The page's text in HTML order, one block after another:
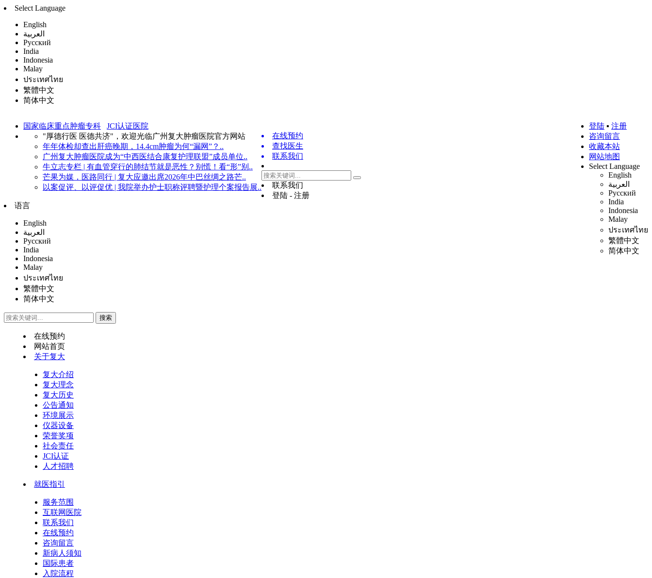
Select Language
English
العربية
Русский
India
Indonesia
Malay
ประเทศไทย
繁體中文
简体中文
国家临床重点肿瘤专科
JCI认证医院
"厚德行医 医德共济"，欢迎光临广州复大肿瘤医院官方网站
年年体检却查出肝癌晚期，14.4cm肿瘤为何“漏网”？..
广州复大肿瘤医院成为“中西医结合康复护理联盟”成员单位..
牛立志专栏 | 有血管穿行的肺结节就是恶性？别慌！看“形”别..
芒果为媒，医路同行 | 复大应邀出席2026年中巴丝绸之路芒..
以案促评、以评促优 | 我院举办护士职称评聘暨护理个案报告展..
登陆 ▪ 注册
咨询留言
收藏本站
网站地图
Select Language
English
العربية
Русский
India
Indonesia
Malay
ประเทศไทย
繁體中文
简体中文
在线预约
查找医生
联系我们
联系我们
登陆 - 注册
语言
English
العربية
Русский
India
Indonesia
Malay
ประเทศไทย
繁體中文
简体中文
在线预约
网站首页
关于复大
复大介绍
复大理念
复大历史
公告通知
环境展示
仪器设备
荣誉奖项
社会责任
JCI认证
人才招聘
就医指引
服务范围
互联网医院
联系我们
在线预约
咨询留言
新病人须知
国际患者
入院流程